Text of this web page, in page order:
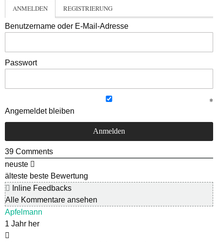
ANMELDEN REGISTRIERUNG
Benutzername oder E-Mail-Adresse
Passwort
Angemeldet bleiben
39 Comments
neuste
älteste beste Bewertung
Inline Feedbacks
Alle Kommentare ansehen
Apfelmann
1 Jahr her